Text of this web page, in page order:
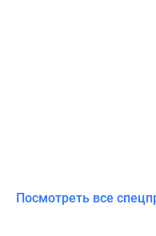
Посмотреть все